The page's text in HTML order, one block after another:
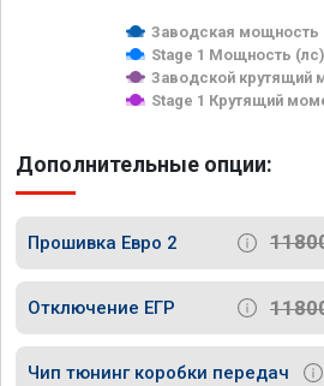
Заводская мощность
Stage 1 Мощность (лс)
Заводской крутящий
Stage 1 Крутящий
Дополнительные опции:
Прошивка Евро 2
Отключение ЕГР
Чип тюнинг коробки передач